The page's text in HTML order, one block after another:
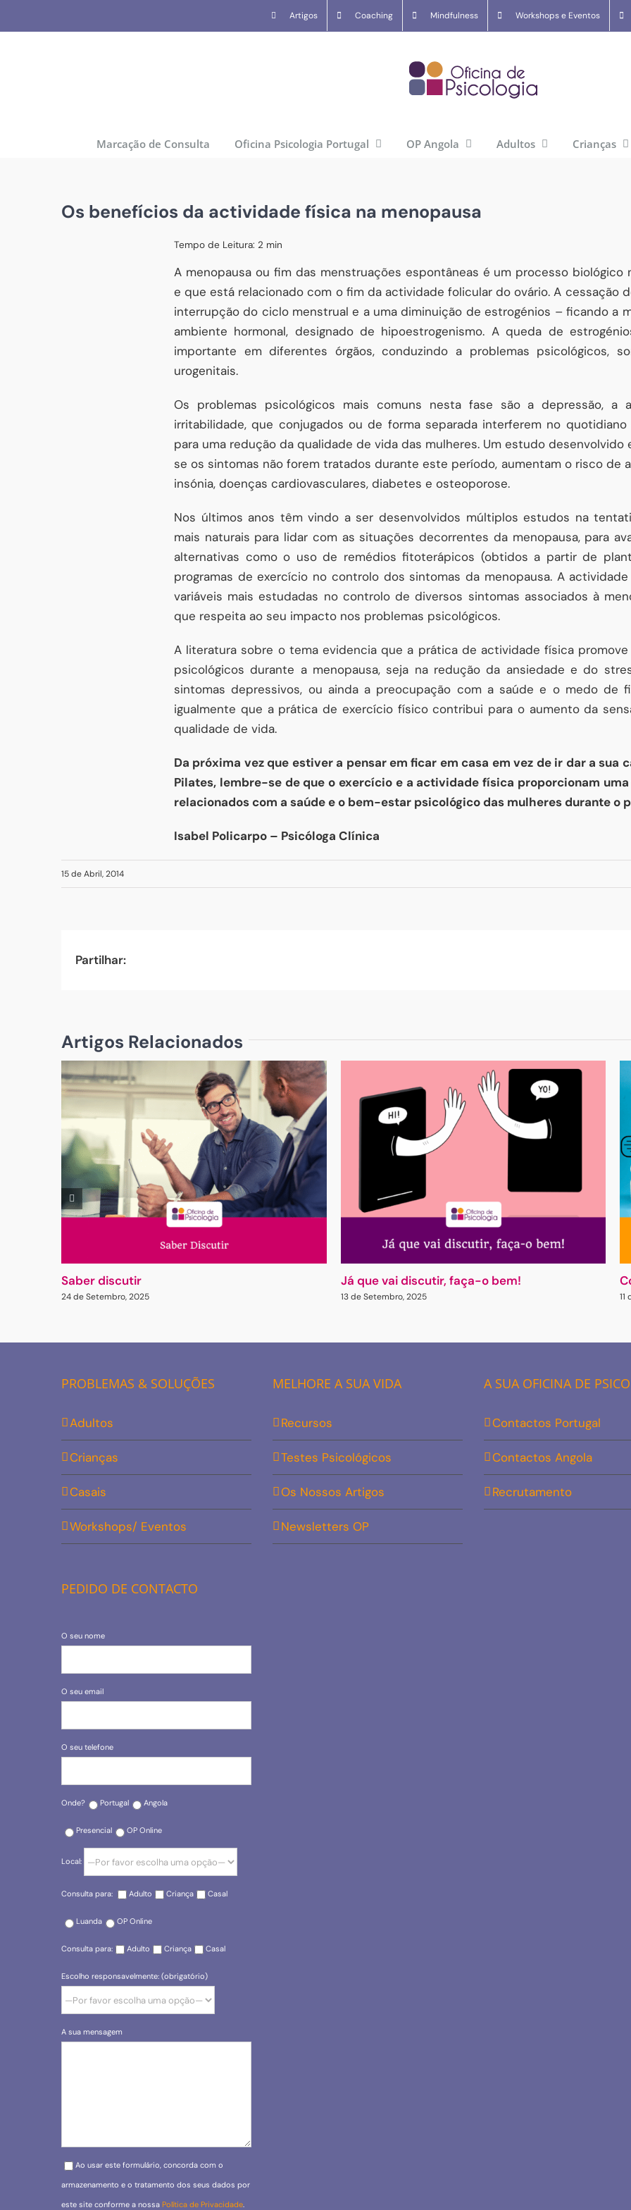
to
Artigos Coaching Mindfulness Workshops e Eventos
Marcação de Consulta Oficina Psicologia Portugal OP Angola Adultos Crianças
Os benefícios da actividade física na menopausa
Tempo de Leitura: 2 min
A menopausa ou fim das menstruações espontâneas é um processo biológico
e que está relacionado com o fim da actividade folicular do ovário. A cessação
interrupção do ciclo menstrual e a uma diminuição de estrogénios – ficando a
ambiente hormonal, designado de hipoestrogenismo. A queda de
importante em diferentes órgãos, conduzindo a problemas psicológicos,
urogenitais.
Os problemas psicológicos mais comuns nesta fase são a depressão, a
irritabilidade, que conjugados ou de forma separada interferem no
para uma redução da qualidade de vida das mulheres. Um estudo desenvolvido
se os sintomas não forem tratados durante este período, aumentam o risco de
insónia, doenças cardiovasculares, diabetes e osteoporose.
Nos últimos anos têm vindo a ser desenvolvidos múltiplos estudos na
mais naturais para lidar com as situações decorrentes da menopausa, para
alternativas como o uso de remédios fitoterápicos (obtidos a partir de
programas de exercício no controlo dos sintomas da menopausa. A
variáveis mais estudadas no controlo de diversos sintomas associados à
que respeita ao seu impacto nos problemas psicológicos.
A literatura sobre o tema evidencia que a prática de actividade física
psicológicos durante a menopausa, seja na redução da ansiedade e do
sintomas depressivos, ou ainda a preocupação com a saúde e o medo de
igualmente que a prática de exercício físico contribui para o aumento da
qualidade de vida.
Da próxima vez que estiver a pensar em ficar em casa em vez de ir dar a sua
Pilates, lembre-se de que o exercício e a actividade física proporcionam
relacionados com a saúde e o bem-estar psicológico das mulheres durante o
Isabel Policarpo – Psicóloga Clínica
15 de Abril, 2014
Partilhar:
Artigos Relacionados
Saber discutir
24 de Setembro, 2025
Já que vai discutir, faça-o bem!
13 de Setembro, 2025
PROBLEMAS & SOLUÇÕES
Adultos
Crianças
Casais
Workshops/ Eventos
PEDIDO DE CONTACTO
O seu nome
O seu email
O seu telefone
Onde? Portugal Angola
Presencial OP Online
Local:
Consulta para: Adulto Criança Casal
Luanda OP Online
Consulta para: Adulto Criança Casal
Escolho responsavelmente: (obrigatório)
A sua mensagem
Please leave this field empty.
Ao usar este formulário, concorda com o
armazenamento e o tratamento dos seus dados por
este site conforme a nossa Política de Privacidade.
MELHORE A SUA VIDA
Recursos
Testes Psicológicos
Os Nossos Artigos
Newsletters OP
A SUA OFICINA DE
Contactos Portugal
Contactos Angola
Recrutamento